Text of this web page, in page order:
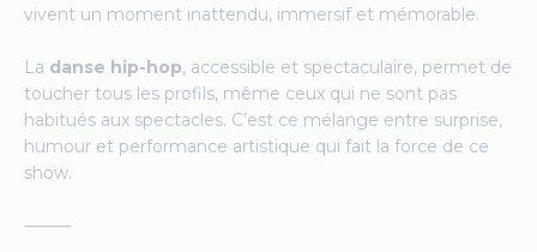
vivent un moment inattendu, immersif et mémorable.
La danse hip-hop, accessible et spectaculaire, permet de
toucher tous les profils, même ceux qui ne sont pas
habitués aux spectacles. C’est ce mélange entre surprise,
humour et performance artistique qui fait la force de ce
show.
⸻